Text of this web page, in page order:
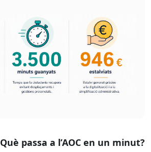
Què passa a l’AOC en un minut?